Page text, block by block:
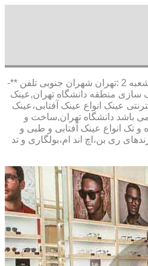
,آدرس شعبه 1 :تهران شاهین شمالی بیست متری گلستان شعبه 2 :تهران شهران جنوبی تلفن **-
سازی منطقه دانشگاه تهران,عینک
عینک انواع عینک آفتابی،عینک
باشد دانشگاه تهران,ساخت و
تک انواع عینک آفتابی و طبی و
ری بن،اچ اند ام،بولگاری و تد